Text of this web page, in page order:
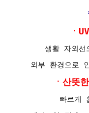
ㆍ
생활 자외선
외부 환경으로
ㆍ산뜻
빠르게